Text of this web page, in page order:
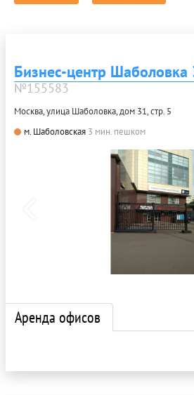
Бизнес-центр Шаболовка
№155583
Москва, улица Шаболовка, дом 31, стр. 5
м. Шаболовская 3 мин. пешком
Аренда офисов